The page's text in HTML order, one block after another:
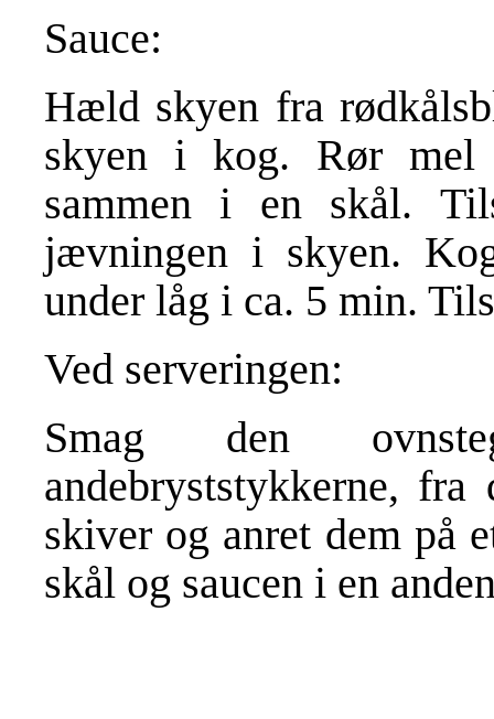
Sauce:
Hæld skyen fra
skyen i kog. Rør mel
sammen i en skål.
jævningen i skyen.
under låg i ca. 5 min.
Ved serveringen:
Smag den
andebryststykkerne,
skiver og anret dem på
skål og saucen i en